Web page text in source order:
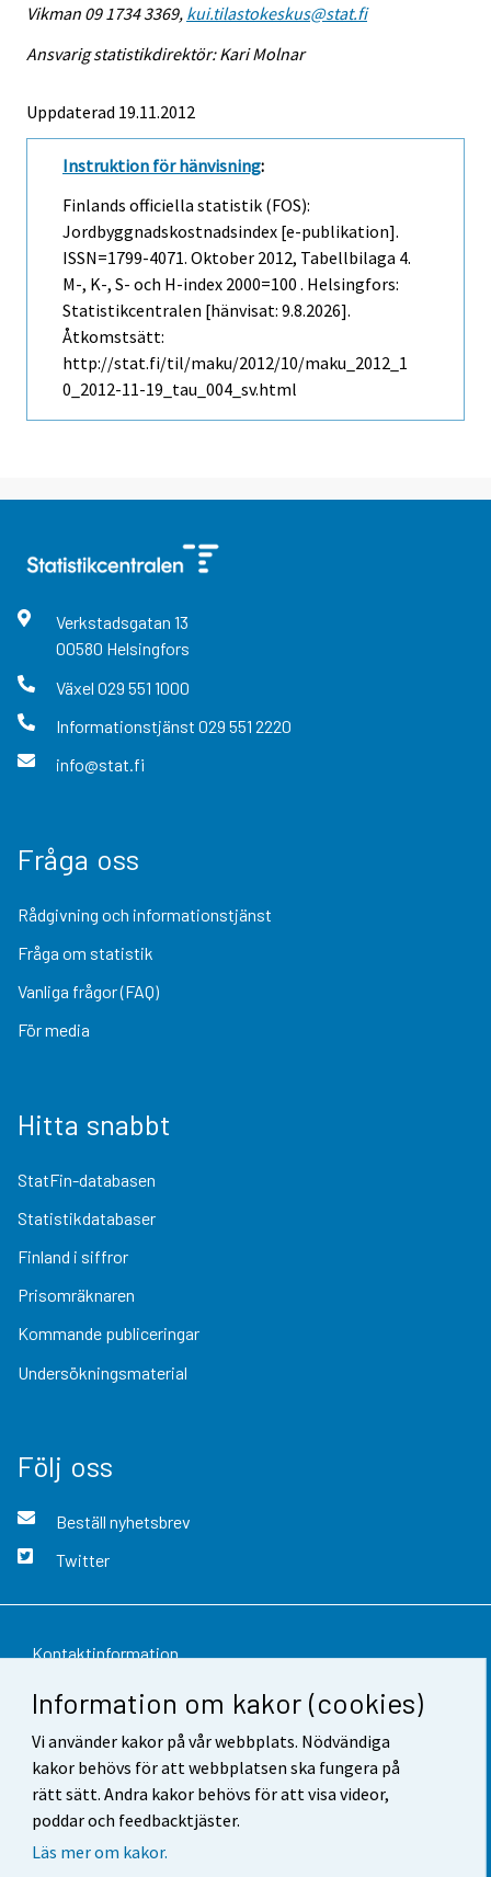
Information om kakor (cookies)
Vi använder kakor på vår webbplats. Nödvändiga
kakor behövs för att webbplatsen ska fungera på
rätt sätt. Andra kakor behövs för att visa videor,
poddar och feedbacktjäster.
Läs mer om kakor.
Vikman 09 1734 3369, kui.tilastokeskus@stat.fi
Ansvarig statistikdirektör: Kari Molnar
Uppdaterad 19.11.2012
Instruktion för hänvisning:
Finlands officiella statistik (FOS):
Jordbyggnadskostnadsindex [e-publikation].
ISSN=1799-4071. Oktober 2012, Tabellbilaga 4.
M-, K-, S- och H-index 2000=100 . Helsingfors:
Statistikcentralen [hänvisat: 9.8.2026].
Åtkomstsätt:
http://stat.fi/til/maku/2012/10/maku_2012_1
0_2012-11-19_tau_004_sv.html
Verkstadsgatan 13
00580 Helsingfors
Växel 029 551 1000
Informationstjänst 029 551 2220
info@stat.fi
Fråga oss
Rådgivning och informationstjänst
Fråga om statistik
Vanliga frågor (FAQ)
För media
Hitta snabbt
StatFin-databasen
Statistikdatabaser
Finland i siffror
Prisomräknaren
Kommande publiceringar
Undersökningsmaterial
Följ oss
Beställ nyhetsbrev
Twitter
Kontaktinformation
Respons
Användarvillkor
Dataskydd
Tillgänglighet